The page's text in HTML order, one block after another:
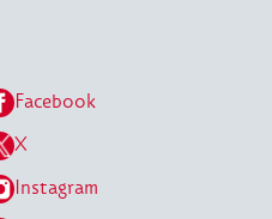
Facebook
X
Instagram